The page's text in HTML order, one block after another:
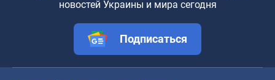
новостей Украины и мира сегодня
Подписаться